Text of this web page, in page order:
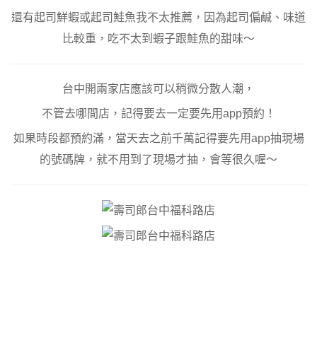
還有起司鮮蝦或起司鮭魚我不太推薦，因為起司偏鹹、味道
比較重，吃不太到蝦子跟鮭魚的甜味～
台中開兩家店應該可以稍微分散人潮，
不管去哪間店，記得要去一定要先用app預約！
如果時段都預約滿，當天去之前千萬記得要先用app抽現場
的號碼牌，就不用到了現場才抽，會等很久喔～